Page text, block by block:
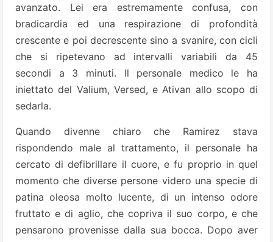
avanzato. Lei era estremamente confusa, con
bradicardia ed una respirazione di profondità
crescente e poi decrescente sino a svanire, con cicli
che si ripetevano ad intervalli variabili da 45
secondi a 3 minuti. Il personale medico le ha
iniettato del Valium, Versed, e Ativan allo scopo di
sedarla.
Quando divenne chiaro che Ramirez stava
rispondendo male al trattamento, il personale ha
cercato di defibrillare il cuore, e fu proprio in quel
momento che diverse persone videro una specie di
patina oleosa molto lucente, di un intenso odore
fruttato e di aglio, che copriva il suo corpo, e che
pensarono provenisse dalla sua bocca. Dopo aver